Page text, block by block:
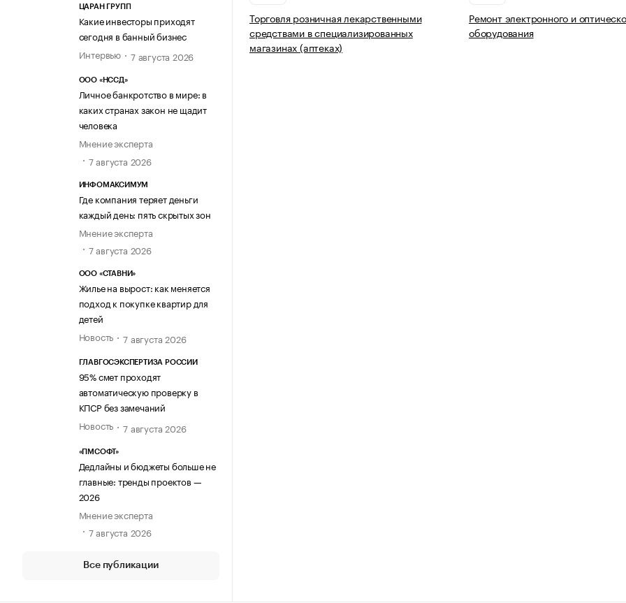
ЦАРАН ГРУПП
Какие инвесторы приходят
сегодня в банный бизнес
Интервью
7 августа 2026
ООО «НССД»
Личное банкротство в мире: в
каких странах закон не щадит
человека
Мнение эксперта
7 августа 2026
ИНФОМАКСИМУМ
Где компания теряет деньги
каждый день: пять скрытых зон
Мнение эксперта
7 августа 2026
ООО «СТАВНИ»
Жилье на вырост: как меняется
подход к покупке квартир для
детей
Новость
7 августа 2026
ГЛАВГОСЭКСПЕРТИЗА РОССИИ
95% смет проходят
автоматическую проверку в
КПСР без замечаний
Новость
7 августа 2026
«ПМСОФТ»
Дедлайны и бюджеты больше не
главные: тренды проектов —
2026
Мнение эксперта
7 августа 2026
Все публикации
Торговля розничная лекарственными
средствами в специализированных
магазинах (аптеках)
Ремонт электронного и
оборудования